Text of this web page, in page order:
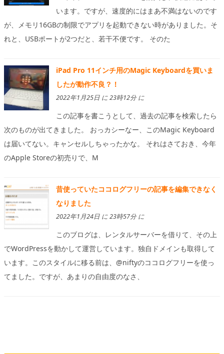
います。ですが、速度的にはまあ不満はないのです
が、メモリ16GBの制限でアプリを起動できない時がありました。そ
れと、USBポートが2つだと、若干不便です。 そのた
iPad Pro 11インチ用のMagic Keyboardを買いま
したが動作不良？！
2022年1月25日 に 23時12分 に
この記事を書こうとして、過去の記事を検索したら
次のものが出てきました。 おっカシーなー、このMagic Keyboard
は届いてない。キャンセルしちゃったかな。 それはさておき、今年
のApple Storeの初売りで、M
昔使っていたココログフリーの記事を編集できなく
なりました
2022年1月24日 に 23時57分 に
このブログは、レンタルサーバーを借りて、その上
でWordPressを動かして運営しています。独自ドメインも取得して
います。このスタイルに移る前は、@niftyのココログフリーを使っ
てました。ですが、あまりの自由度のなさ、